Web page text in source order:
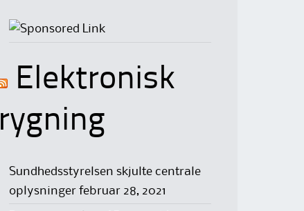
Elektronisk
rygning
Sundhedsstyrelsen skjulte centrale
oplysninger februar 28, 2021